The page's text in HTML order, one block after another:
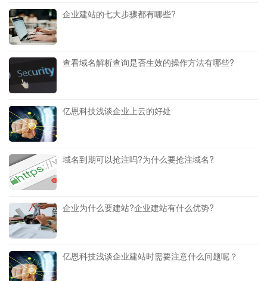
企业建站的七大步骤都有哪些?
查看域名解析查询是否生效的操作方法有哪些?
亿恩科技浅谈企业上云的好处
域名到期可以抢注吗?为什么要抢注域名?
企业为什么要建站?企业建站有什么优势?
亿恩科技浅谈企业建站时需要注意什么问题呢？